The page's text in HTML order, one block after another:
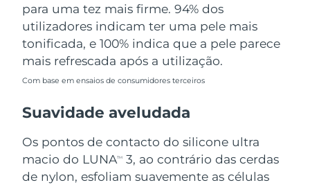
para uma tez mais firme. 94% dos
utilizadores indicam ter uma pele mais
tonificada, e 100% indica que a pele parece
mais refrescada após a utilização.
Com base em ensaios de consumidores terceiros
Suavidade aveludada
Os pontos de contacto do silicone ultra
macio do LUNATM
3, ao contrário das cerdas
de nylon, esfoliam suavemente as células
Reino Unido Entrega prevista
Estados Unidos Entrega prevista 09.08.2026
Uzbequistão Entrega prevista
Vietnã Entrega prevista